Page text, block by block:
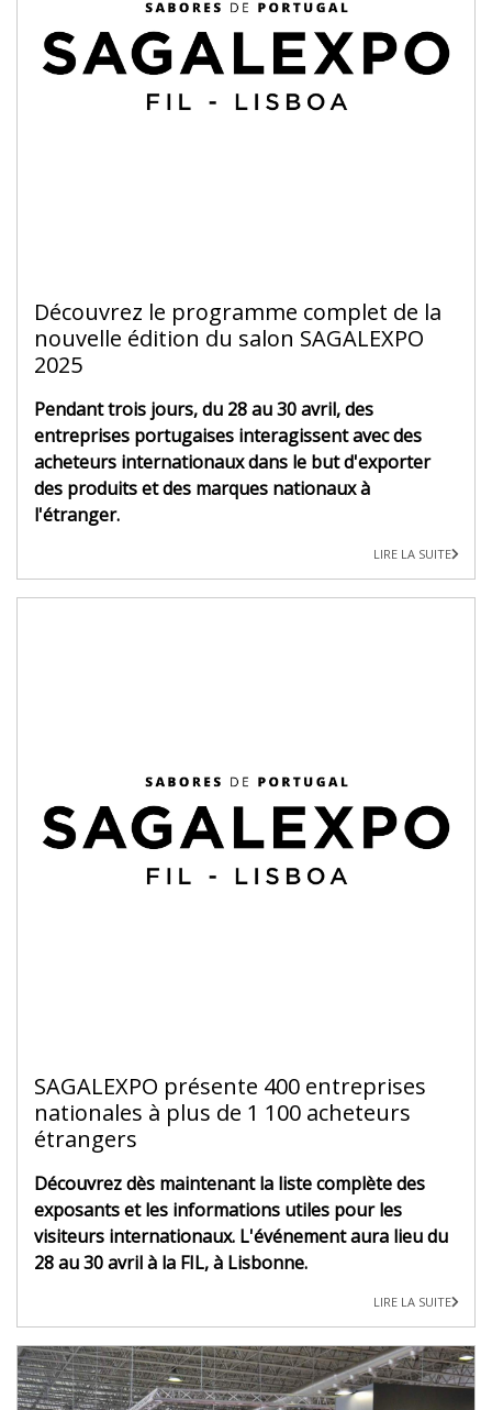
Découvrez le programme complet de la
nouvelle édition du salon SAGALEXPO
2025
Pendant trois jours, du 28 au 30 avril, des
entreprises portugaises interagissent avec des
acheteurs internationaux dans le but d'exporter
des produits et des marques nationaux à
l'étranger.
LIRE LA SUITE
SAGALEXPO présente 400 entreprises
nationales à plus de 1 100 acheteurs
étrangers
Découvrez dès maintenant la liste complète des
exposants et les informations utiles pour les
visiteurs internationaux. L'événement aura lieu du
28 au 30 avril à la FIL, à Lisbonne.
LIRE LA SUITE